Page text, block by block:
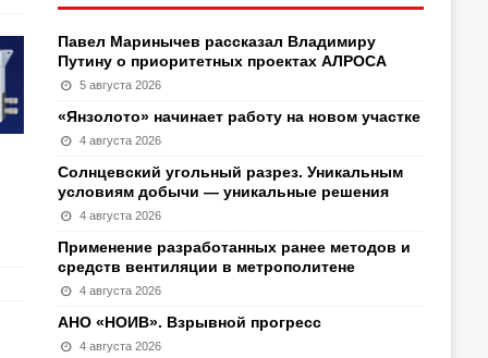
Павел Маринычев рассказал Владимиру
Путину о приоритетных проектах АЛРОСА
5 августа 2026
«Янзолото» начинает работу на новом участке
4 августа 2026
Солнцевский угольный разрез. Уникальным
условиям добычи — уникальные решения
4 августа 2026
Применение разработанных ранее методов и
средств вентиляции в метрополитене
4 августа 2026
АНО «НОИВ». Взрывной прогресс
4 августа 2026